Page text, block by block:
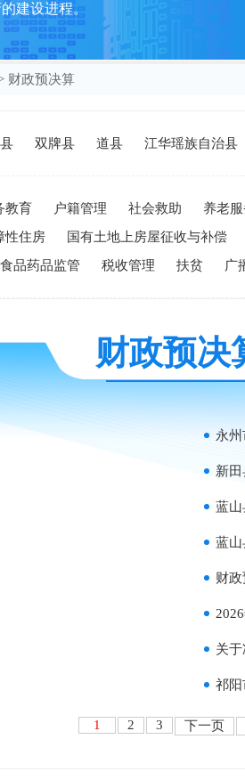
建设进程。
财政预决算
双牌县 道县 江华瑶族自治县
教育 户籍管理 社会救助 养老
性住房 国有土地上房屋征收与补偿
食品药品监管 税收管理 扶贫 广
财政预决
永
新
蓝山
蓝山
财
关
祁阳
1 2 3 下一页